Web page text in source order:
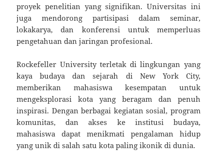
proyek penelitian yang signifikan. Universitas ini
juga mendorong partisipasi dalam seminar,
lokakarya, dan konferensi untuk memperluas
pengetahuan dan jaringan profesional.
Rockefeller University terletak di lingkungan yang
kaya budaya dan sejarah di New York City,
memberikan mahasiswa kesempatan untuk
mengeksplorasi kota yang beragam dan penuh
inspirasi. Dengan berbagai kegiatan sosial, program
komunitas, dan akses ke institusi budaya,
mahasiswa dapat menikmati pengalaman hidup
yang unik di salah satu kota paling ikonik di dunia.